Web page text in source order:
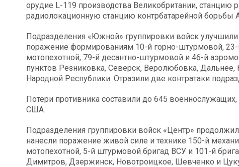
орудие L-119 производства Великобритании, станцию
радиолокационную станцию контрбатарейной борьбы
Подразделения «Южной» группировки войск
поражение формированиям 10-й горно-штурмовой,
мотопехотной, 79-й десантно-штурмовой и 46-й
пунктов Резниковка, Северск, Веролюбовка,
Народной Республики. Отразили две контратаки
Потери противника составили до 645
США.
Подразделения группировки войск «Центр»
нанесли поражение живой силе и технике 150-й
мотопехотной, 5-й штурмовой бригад ВСУ и 101-й
Димитров, Дзержинск, Новотроицкое, Шевченко и